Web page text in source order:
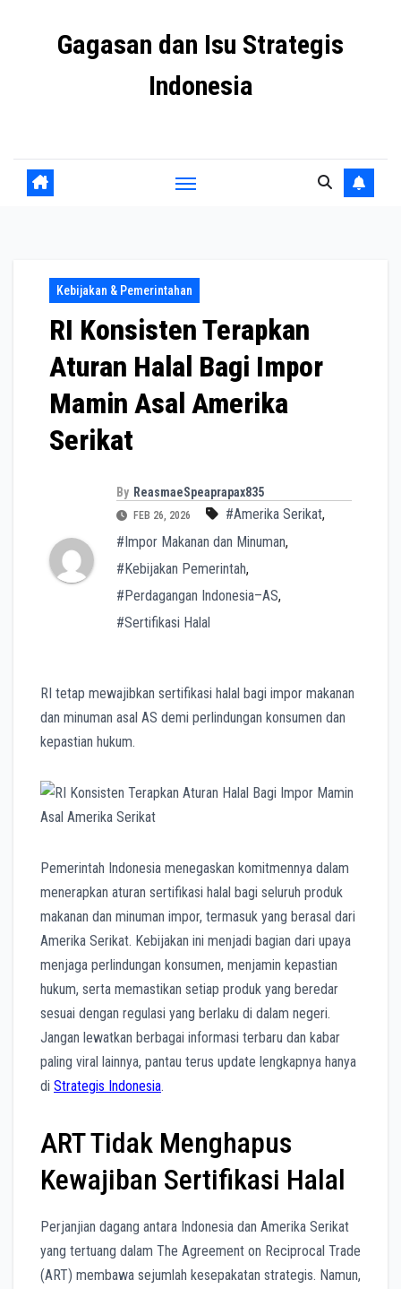
Gagasan dan Isu Strategis
Indonesia
Kebijakan & Pemerintahan
RI Konsisten Terapkan
Aturan Halal Bagi Impor
Mamin Asal Amerika
Serikat
By ReasmaeSpeaprapax835
FEB 26, 2026 #Amerika Serikat,
#Impor Makanan dan Minuman,
#Kebijakan Pemerintah,
#Perdagangan Indonesia–AS,
#Sertifikasi Halal
RI tetap mewajibkan sertifikasi halal bagi impor makanan
dan minuman asal AS demi perlindungan konsumen dan
kepastian hukum.
Pemerintah Indonesia menegaskan komitmennya dalam
menerapkan aturan sertifikasi halal bagi seluruh produk
makanan dan minuman impor, termasuk yang berasal dari
Amerika Serikat. Kebijakan ini menjadi bagian dari upaya
menjaga perlindungan konsumen, menjamin kepastian
hukum, serta memastikan setiap produk yang beredar
sesuai dengan regulasi yang berlaku di dalam negeri.
Jangan lewatkan berbagai informasi terbaru dan kabar
paling viral lainnya, pantau terus update lengkapnya hanya
di Strategis Indonesia.
ART Tidak Menghapus
Kewajiban Sertifikasi Halal
Perjanjian dagang antara Indonesia dan Amerika Serikat
yang tertuang dalam The Agreement on Reciprocal Trade
(ART) membawa sejumlah kesepakatan strategis. Namun,